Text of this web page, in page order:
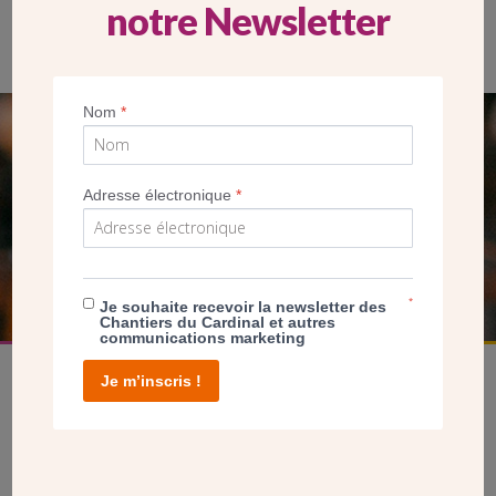
SEUL VOTRE DON
NOUS PERMET D’AGIR
notre Newsletter
Nom*
Adresse électronique*
Je souhaite recevoir la newsletter des
Chantiers du Cardinal et autres
communications marketing
*
Je m’inscris !